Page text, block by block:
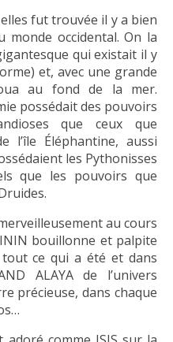
elles fut trouvée il y a bien
monde occidental. On la
qui existait il y
et, avec une grande
au fond de la mer.
possédait des pouvoirs
que ceux que
l’île Éléphantine, aussi
les Pythonisses
que les pouvoirs que
au cours
bouillonne et palpite
ce qui a été et dans
ALAYA de l’univers
précieuse, dans chaque